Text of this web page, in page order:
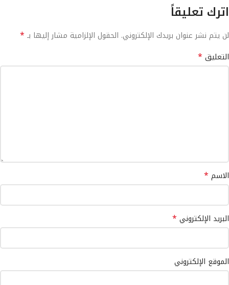
اترك تعليقاً
لن يتم نشر عنوان بريدك الإلكتروني. الحقول الإلزامية مشار إليها بـ *
التعليق *
الاسم *
البريد الإلكتروني *
الموقع الإلكتروني